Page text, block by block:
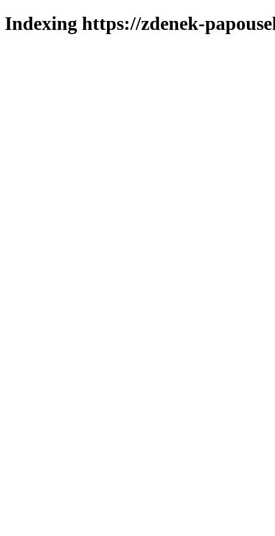
Indexing https://zdenek-